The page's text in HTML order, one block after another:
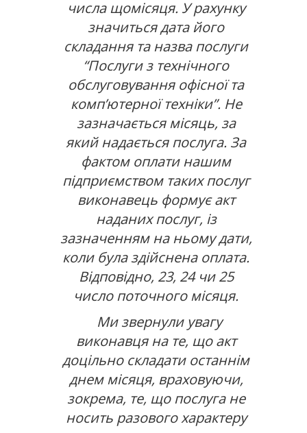
числа щомісяця. У рахунку
значиться дата його
складання та назва послуги
“Послуги з технічного
обслуговування офісної та
комп’ютерної техніки”. Не
зазначається місяць, за
який надається послуга. За
фактом оплати нашим
підприємством таких послуг
виконавець формує акт
наданих послуг, із
зазначенням на ньому дати,
коли була здійснена оплата.
Відповідно, 23, 24 чи 25
число поточного місяця.
Ми звернули увагу
виконавця на те, що акт
доцільно складати останнім
днем місяця, враховуючи,
зокрема, те, що послуга не
носить разового характеру